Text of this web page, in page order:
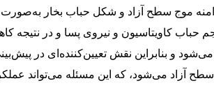
موج سطح آزاد و شکل حباب بخار
حباب کاویتاسیون و نیروی پسا و در نتیجه
و بنابراین نقش تعیین‌کننده‌ای در
آزاد می‌شود، که این مسئله می‌تواند